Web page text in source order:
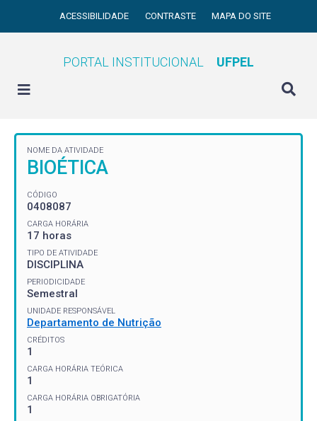
ACESSIBILIDADE CONTRASTE MAPA DO SITE
PORTAL INSTITUCIONAL UFPEL
NOME DA ATIVIDADE
BIOÉTICA
CÓDIGO
0408087
CARGA HORÁRIA
17 horas
TIPO DE ATIVIDADE
DISCIPLINA
PERIODICIDADE
Semestral
UNIDADE RESPONSÁVEL
Departamento de Nutrição
CRÉDITOS
1
CARGA HORÁRIA TEÓRICA
1
CARGA HORÁRIA OBRIGATÓRIA
1